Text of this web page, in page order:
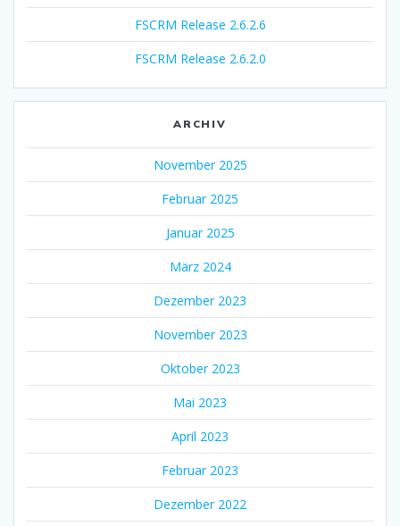
FSCRM Release 2.6.2.6
FSCRM Release 2.6.2.0
ARCHIV
November 2025
Februar 2025
Januar 2025
März 2024
Dezember 2023
November 2023
Oktober 2023
Mai 2023
April 2023
Februar 2023
Dezember 2022